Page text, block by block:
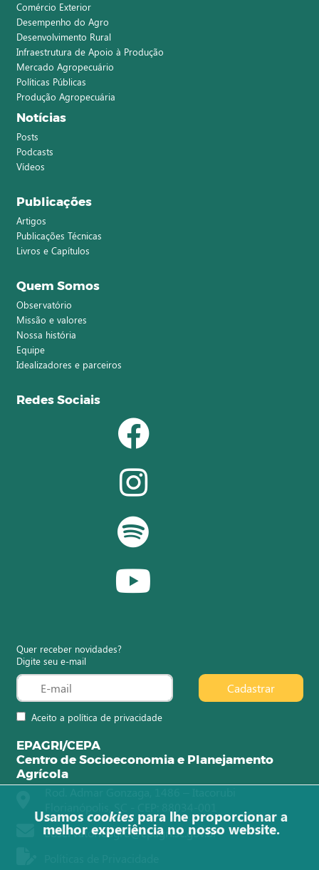
Comércio Exterior
Desempenho do Agro
Desenvolvimento Rural
Infraestrutura de Apoio à Produção
Mercado Agropecuário
Políticas Públicas
Produção Agropecuária
Notícias
Posts
Podcasts
Vídeos
Publicações
Artigos
Publicações Técnicas
Livros e Capítulos
Quem Somos
Observatório
Missão e valores
Nossa história
Equipe
Idealizadores e parceiros
Redes Sociais
Quer receber novidades?
Digite seu e-mail
Aceito a política de privacidade
Cadastrar
EPAGRI/CEPA
Centro de Socioeconomia e Planejamento
Agrícola
observatorioagro@epagri.sc.gov.br
Usamos cookies para lhe proporcionar a
melhor experiência no nosso website.